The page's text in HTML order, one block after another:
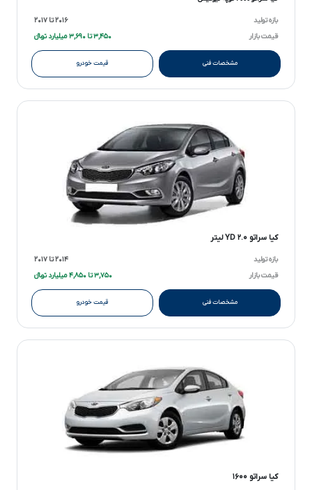
بازه تولید
۲۰۱۶ تا ۲۰۱۷
قیمت بازار
۳,۴۵۰ تا ۳,۶۹۰ میلیارد تومانءءء
مشخصات فنی قیمت خودرو
کیا سراتو YD ۲.۰ لیتر
بازه تولید
۲۰۱۴ تا ۲۰۱۷
قیمت بازار
۳,۷۵۰ تا ۴,۸۵۰ میلیارد تومانءءء
مشخصات فنی قیمت خودرو
کیا سراتو ۱۶۰۰